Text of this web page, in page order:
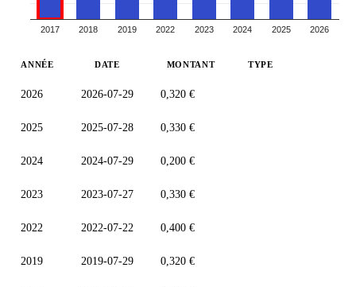
2017 2018 2019 2022 2023 2024 2025 2026
ANNÉE DATE MONTANT TYPE
2026 2026-07-29 0,320 €
2025 2025-07-28 0,330 €
2024 2024-07-29 0,200 €
2023 2023-07-27 0,330 €
2022 2022-07-22 0,400 €
2019 2019-07-29 0,320 €